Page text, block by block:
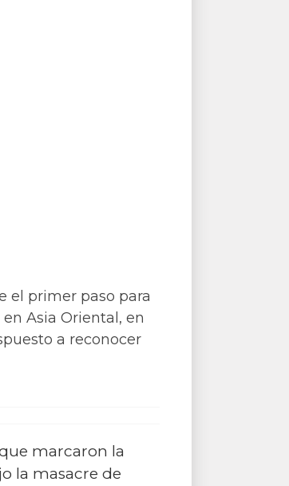
el primer paso para
Asia Oriental, en
a reconocer
marcaron la
la masacre de